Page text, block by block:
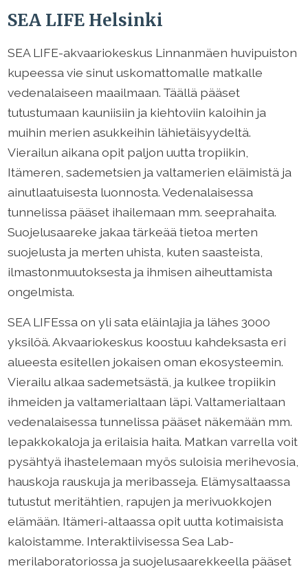
SEA LIFE Helsinki
SEA LIFE-akvaariokeskus Linnanmäen huvipuiston
kupeessa vie sinut uskomattomalle matkalle
vedenalaiseen maailmaan. Täällä pääset
tutustumaan kauniisiin ja kiehtoviin kaloihin ja
muihin merien asukkeihin lähietäisyydeltä.
Vierailun aikana opit paljon uutta tropiikin,
Itämeren, sademetsien ja valtamerien eläimistä ja
ainutlaatuisesta luonnosta. Vedenalaisessa
tunnelissa pääset ihailemaan mm. seeprahaita.
Suojelusaareke jakaa tärkeää tietoa merten
suojelusta ja merten uhista, kuten saasteista,
ilmastonmuutoksesta ja ihmisen aiheuttamista
ongelmista.
SEA LIFEssa on yli sata eläinlajia ja lähes 3000
yksilöä. Akvaariokeskus koostuu kahdeksasta eri
alueesta esitellen jokaisen oman ekosysteemin.
Vierailu alkaa sademetsästä, ja kulkee tropiikin
ihmeiden ja valtamerialtaan läpi. Valtamerialtaan
vedenalaisessa tunnelissa pääset näkemään mm.
lepakkokaloja ja erilaisia haita. Matkan varrella voit
pysähtyä ihastelemaan myös suloisia merihevosia,
hauskoja rauskuja ja meribasseja. Elämysaltaassa
tutustut meritähtien, rapujen ja merivuokkojen
elämään. Itämeri-altaassa opit uutta kotimaisista
kaloistamme. Interaktiivisessa Sea Lab-
merilaboratoriossa ja suojelusaarekkeella pääset